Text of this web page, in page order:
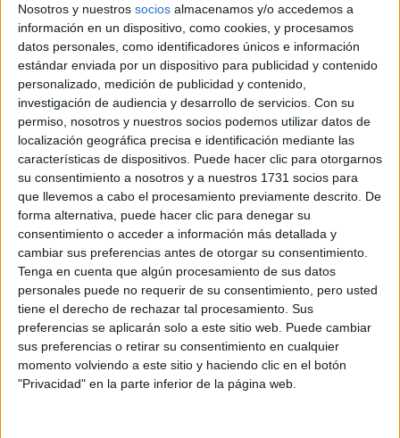
Nosotros y nuestros socios almacenamos y/o accedemos a
información en un dispositivo, como cookies, y procesamos
datos personales, como identificadores únicos e información
estándar enviada por un dispositivo para publicidad y contenido
personalizado, medición de publicidad y contenido,
investigación de audiencia y desarrollo de servicios. Con su
permiso, nosotros y nuestros socios podemos utilizar datos de
localización geográfica precisa e identificación mediante las
características de dispositivos. Puede hacer clic para otorgarnos
su consentimiento a nosotros y a nuestros 1731 socios para
que llevemos a cabo el procesamiento previamente descrito. De
forma alternativa, puede hacer clic para denegar su
consentimiento o acceder a información más detallada y
cambiar sus preferencias antes de otorgar su consentimiento.
Tenga en cuenta que algún procesamiento de sus datos
personales puede no requerir de su consentimiento, pero usted
tiene el derecho de rechazar tal procesamiento. Sus
preferencias se aplicarán solo a este sitio web. Puede cambiar
sus preferencias o retirar su consentimiento en cualquier
momento volviendo a este sitio y haciendo clic en el botón
"Privacidad" en la parte inferior de la página web.
ASTROLOGÍA01-04-2025 08:02
Neptuno entra en Aries: el cambio
astrológico que marcará una nueva
era
El 30 de marzo de 2025, Neptuno dejará atrás el
emocional Piscis para iniciar un nuevo ciclo de más de una
década en Aries. Este tránsito marca un cambio profundo
en cómo soñamos, actuamos e imaginamos el futuro. Te
contamos qué significa y cómo puede afectarnos a todos.